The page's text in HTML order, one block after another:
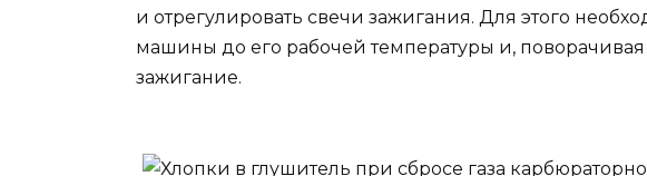
и отрегулировать свечи зажигания. Для этого
машины до его рабочей температуры и, поворачивая
зажигание.